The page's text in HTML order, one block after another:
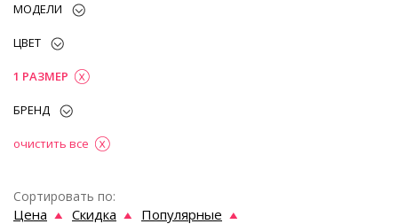
МОДЕЛИ
ЦВЕТ
1 РАЗМЕР
БРЕНД
очистить все
Сортировать по:
Цена Скидка Популярные